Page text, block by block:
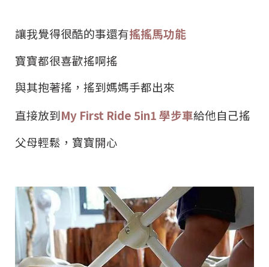
讓我覺得很酷的事還有搖搖馬功能
寶寶都很喜歡搖啊搖
與其抱著搖，搖到媽媽手都出來
直接放到My First Ride 5in1學步車給他自己搖
父母輕鬆，寶寶開心